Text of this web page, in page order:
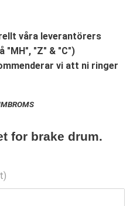
våra leverantörers
"MH", "Z" & "C")
vi att ni ringer
for brake drum.